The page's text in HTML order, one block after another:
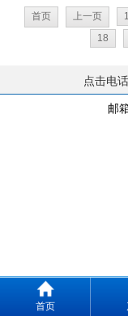
首页 上一页
18
点击电
邮
首页